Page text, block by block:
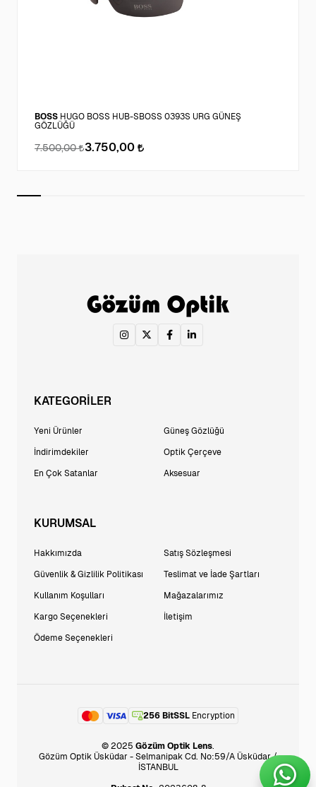
BOSS HUGO BOSS HUB-SBOSS 0393S URG GÜNEŞ
GÖZLÜĞÜ
7.500,00 3.750,00
KATEGORİLER
Yeni Ürünler
İndirimdekiler
En Çok Satanlar
Güneş Gözlüğü
Optik Çerçeve
Aksesuar
KURUMSAL
Hakkımızda
Güvenlik & Gizlilik Politikası
Kullanım Koşulları
Kargo Seçenekleri
Ödeme Seçenekleri
Satış Sözleşmesi
Teslimat ve İade Şartları
Mağazalarımız
İletişim
256 BitSSL Encryption
© 2025 Gözüm Optik Lens.
Gözüm Optik Üsküdar - Selmanipak Cd. No:59/A Üsküdar /
İSTANBUL